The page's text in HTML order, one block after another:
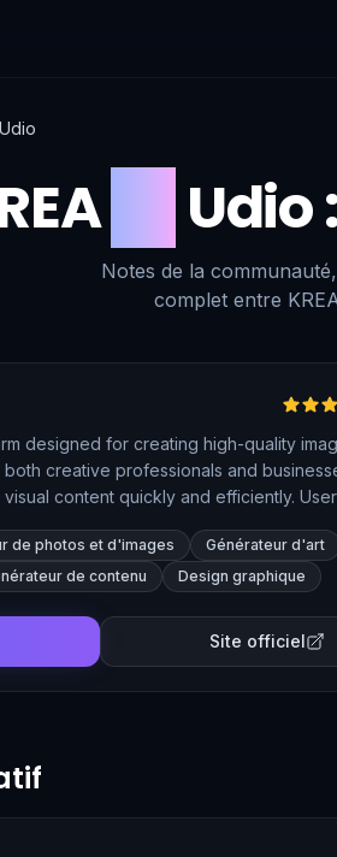
Udio
Udio
Notes de la
complet entre
designed for creating high-quality
creative professionals and
content quickly and efficiently.
generation purposes.
de photos et d'images
Générateur d'art
de contenu Design graphique
Site officiel